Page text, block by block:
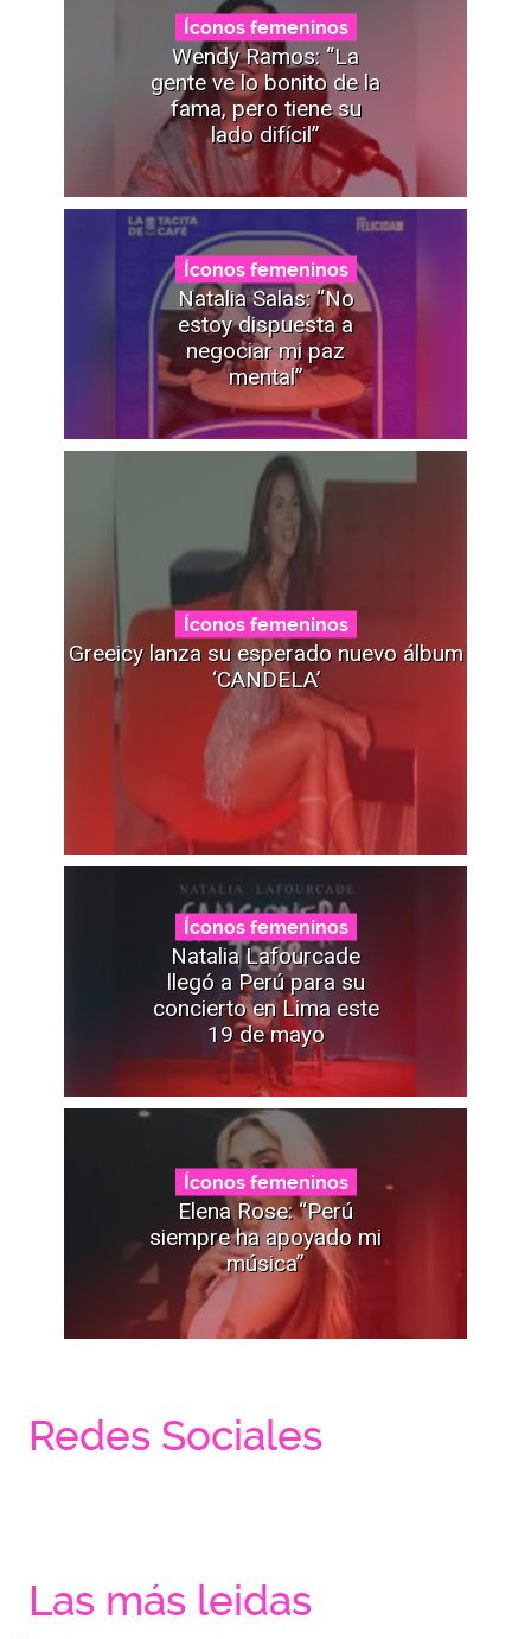
Íconos femeninos
Wendy Ramos: “La
gente ve lo bonito de la
fama, pero tiene su
lado difícil”
Íconos femeninos
Natalia Salas: “No
estoy dispuesta a
negociar mi paz
mental”
Íconos femeninos
Greeicy lanza su esperado nuevo álbum
‘CANDELA’
Íconos femeninos
Natalia Lafourcade
llegó a Perú para su
concierto en Lima este
19 de mayo
Íconos femeninos
Elena Rose: “Perú
siempre ha apoyado mi
música”
Redes Sociales
Las más leidas